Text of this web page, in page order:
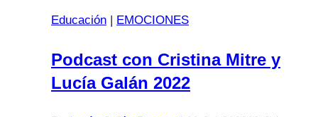
Educación | EMOCIONES
Podcast con Cristina Mitre y
Lucía Galán 2022